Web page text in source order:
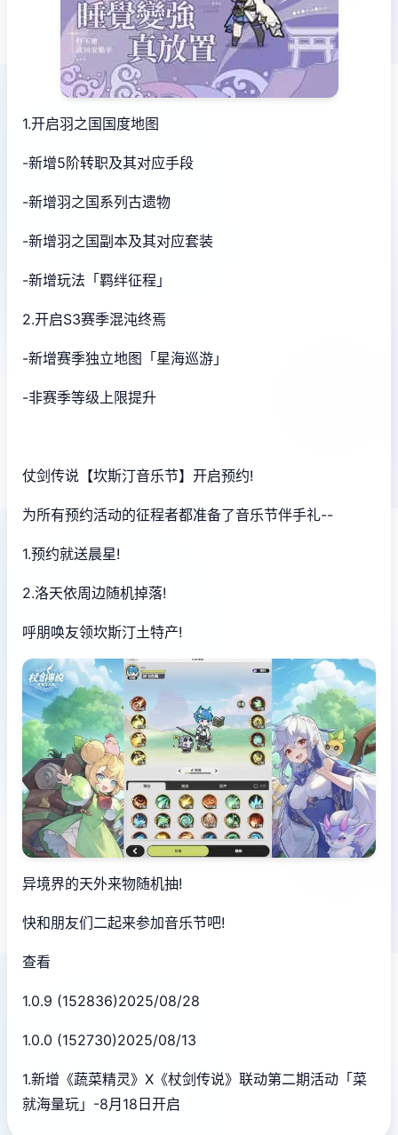
1.开启羽之国国度地图
-新增5阶转职及其对应手段
-新增羽之国系列古遗物
-新增羽之国副本及其对应套装
-新增玩法「羁绊征程」
2.开启S3赛季混沌终焉
-新增赛季独立地图「星海巡游」
-非赛季等级上限提升
仗剑传说【坎斯汀音乐节】开启预约!
为所有预约活动的征程者都准备了音乐节伴手礼--
1.预约就送晨星!
2.洛天依周边随机掉落!
呼朋唤友领坎斯汀土特产!
异境界的天外来物随机抽!
快和朋友们二起来参加音乐节吧!
查看
1.0.9 (152836)2025/08/28
1.0.0 (152730)2025/08/13
1.新增《蔬菜精灵》X《杖剑传说》联动第二期活动「菜
就海量玩」-8月18日开启